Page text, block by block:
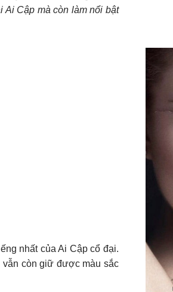
Ai Cập mà còn làm nổi bật
nhất của Ai Cập cổ đại.
vẫn còn giữ được màu sắc